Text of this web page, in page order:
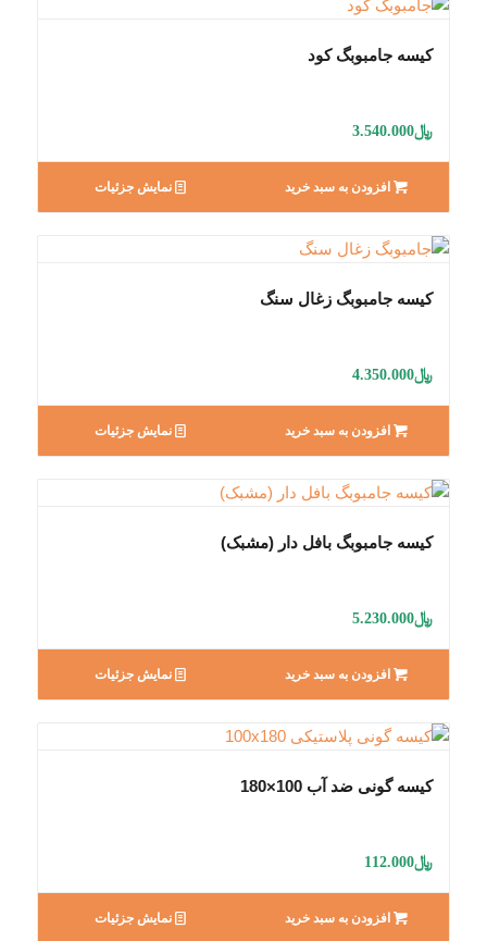
کیسه جامبوبگ کود
﷼3.540.000
افزودن به سبد خرید نمایش جزئیات
کیسه جامبوبگ زغال سنگ
﷼4.350.000
افزودن به سبد خرید نمایش جزئیات
کیسه جامبوبگ بافل دار (مشبک)
﷼5.230.000
افزودن به سبد خرید نمایش جزئیات
کیسه گونی ضد آب 100×180
﷼112.000
افزودن به سبد خرید نمایش جزئیات